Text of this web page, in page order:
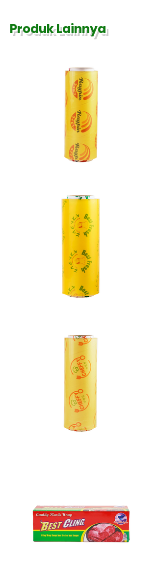
Produk Lainnya